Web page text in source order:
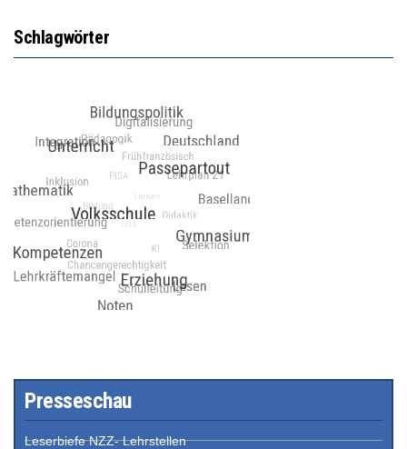
Schlagwörter
Presseschau
Leserbiefe NZZ- Lehrstellen